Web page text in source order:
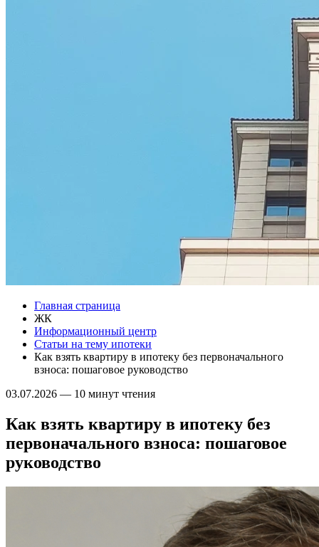
Главная страница
ЖК
Информационный центр
Статьи на тему ипотеки
Как взять квартиру в ипотеку без первоначального
взноса: пошаговое руководство
03.07.2026 — 10 минут чтения
Как взять квартиру в ипотеку без
первоначального взноса: пошаговое
руководство